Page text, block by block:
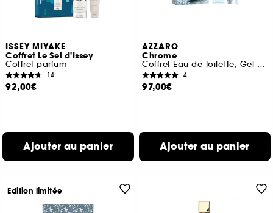
ISSEY MIYAKE
Coffret Le Sel d'Issey
Coffret parfum
14
92,00€
Ajouter au panier
AZZARO
Chrome
Coffret Eau de Toilette, Gel Douche Cheveux & Corps et Format Voyage
4
97,00€
Ajouter au panier
Edition limitée